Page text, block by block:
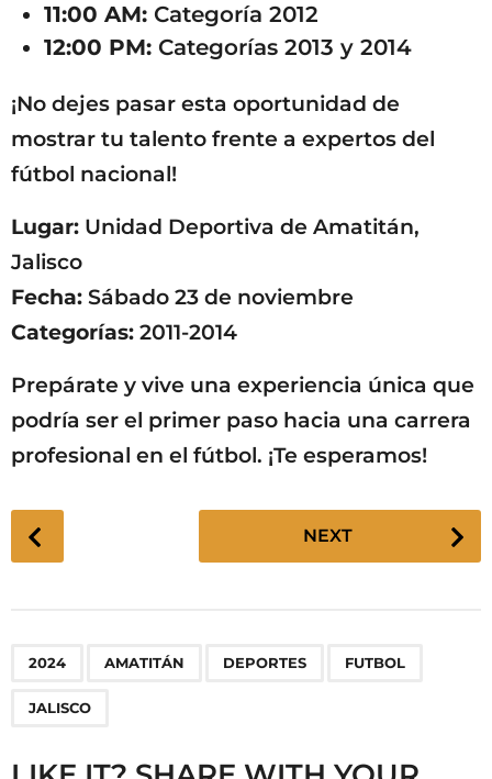
11:00 AM: Categoría 2012
12:00 PM: Categorías 2013 y 2014
¡No dejes pasar esta oportunidad de
mostrar tu talento frente a expertos del
fútbol nacional!
Lugar: Unidad Deportiva de Amatitán,
Jalisco
Fecha: Sábado 23 de noviembre
Categorías: 2011-2014
Prepárate y vive una experiencia única que
podría ser el primer paso hacia una carrera
profesional en el fútbol. ¡Te esperamos!
P
o
g
n
NEXT
2024 AMATITÁN DEPORTES FUTBOL
JALISCO